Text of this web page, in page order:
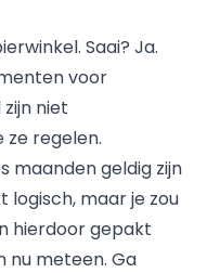
Saai? Ja.
voor
niet
ze regelen.
maanden geldig zijn
logisch, maar je zou
hierdoor gepakt
nu meteen. Ga